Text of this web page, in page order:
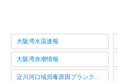
大阪湾水温速報
大阪湾赤潮情報
淀川河口域貝毒原因プランクトン情報